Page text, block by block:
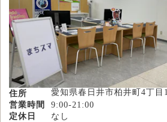
住所
愛知県春日井市柏井町4丁目
営業時間
9:00-21:00
定休日
なし